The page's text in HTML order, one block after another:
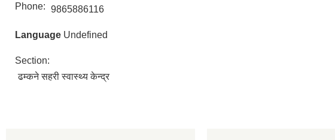
Phone: 9865886116
Language Undefined
Section:
ढम्कने सहरी स्वास्थ्य केन्द्र